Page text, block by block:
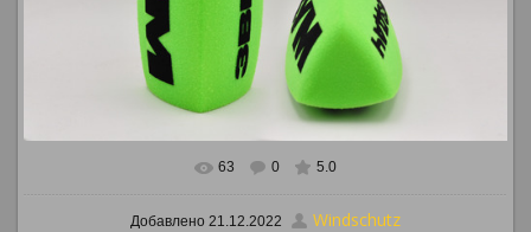
В реальном размере 886x650
63 0 5.0
Добавлено 21.12.2022 Windschutz